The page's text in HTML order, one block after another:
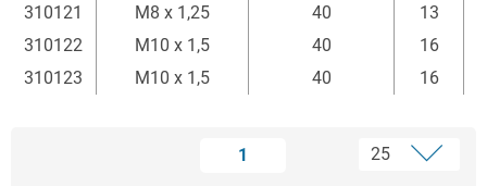
310121
M8 x 1,25 40
13
310122
M10 x 1,5 40
16
310123
M10 x 1,5 40 16
1